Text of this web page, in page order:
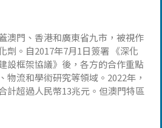
澳門、香港和廣東省九市，被視作
劑。自2017年7月1日簽署 《深化
設框架協議》後，各方的合作重點
物流和學術研究等領域。2022年，
計超過人民幣13兆元。但澳門特區